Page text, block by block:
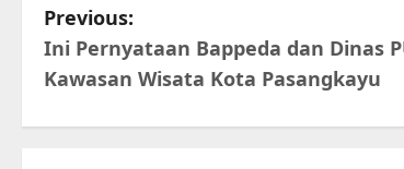
P
o
s
Previous:
Ini Pernyataan Bappeda dan Dinas
Kawasan Wisata Kota Pasangkayu